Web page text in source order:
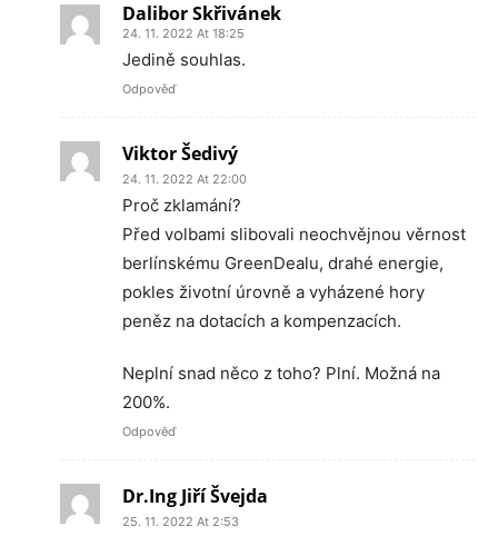
Dalibor Skřivánek
24. 11. 2022 At 18:25
Jedině souhlas.
Odpověď
Viktor Šedivý
24. 11. 2022 At 22:00
Proč zklamání?
Před volbami slibovali neochvějnou věrnost
berlínskému GreenDealu, drahé energie,
pokles životní úrovně a vyházené hory
peněz na dotacích a kompenzacích.
Neplní snad něco z toho? Plní. Možná na
200%.
Odpověď
Dr.Ing Jiří Švejda
25. 11. 2022 At 2:53